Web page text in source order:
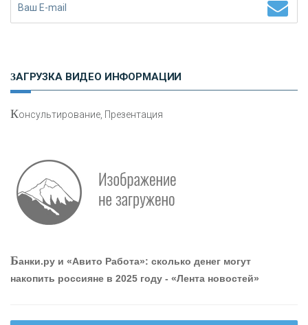
«ПРОМРЕГИОНБАНК»
ОНАС
КОНТАКТЫ
ЗАГРУЗКА ВИДЕО ИНФОРМАЦИИ
Консультирование, Презентация
Банки.ру и «Авито Работа»: сколько денег могут
накопить россияне в 2025 году - «Лента новостей»